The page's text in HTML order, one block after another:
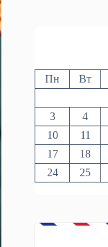
Пн Вт
3
4
10
11
17
18
24
25